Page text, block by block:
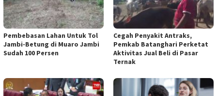
Pembebasan Lahan Untuk Tol
Jambi-Betung di Muaro Jambi
Sudah 100 Persen
Cegah Penyakit Antraks,
Pemkab Batanghari Perketat
Aktivitas Jual Beli di Pasar
Ternak